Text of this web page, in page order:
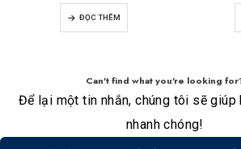
0trong số 5
ĐỌC THÊM
Can't find what you're looking
Để lại một tin nhắn, chúng tôi sẽ giúp
nhanh chóng!